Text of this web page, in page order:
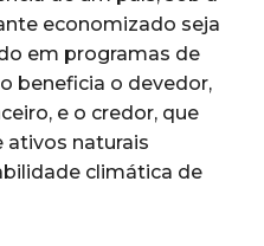
economizado seja
em programas de
beneficia o devedor,
e o credor, que
ativos naturais
climática de